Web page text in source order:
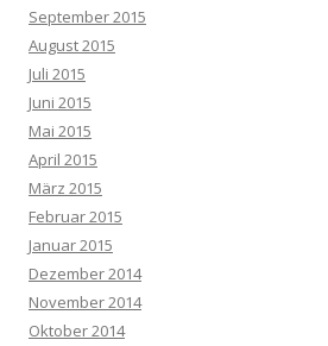
September 2015
August 2015
Juli 2015
Juni 2015
Mai 2015
April 2015
März 2015
Februar 2015
Januar 2015
Dezember 2014
November 2014
Oktober 2014